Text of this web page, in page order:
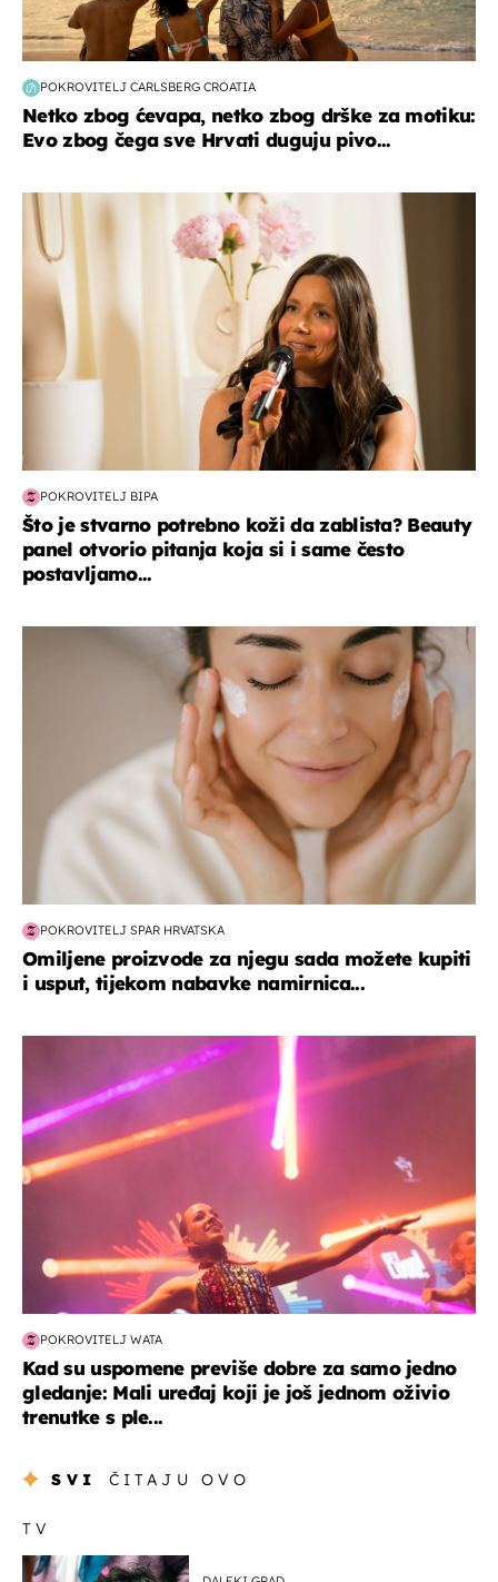
POKROVITELJ CARLSBERG CROATIA
Netko zbog ćevapa, netko zbog drške za motiku:
Evo zbog čega sve Hrvati duguju pivo...
moda & ljepota
POKROVITELJ BIPA
Što je stvarno potrebno koži da zablista? Beauty
panel otvorio pitanja koja si i same često
postavljamo...
moda & ljepota
POKROVITELJ SPAR HRVATSKA
Omiljene proizvode za njegu sada možete kupiti
i usput, tijekom nabavke namirnica...
POKROVITELJ WATA
Kad su uspomene previše dobre za samo jedno
gledanje: Mali uređaj koji je još jednom oživio
trenutke s ple...
SVI ČITAJU OVO
TV